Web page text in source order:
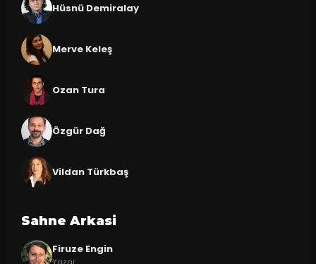
Hüsnü Demiralay
Merve Keleş
Ozan Tura
Özgür Dağ
Vildan Türkbaş
Sahne Arkasi
Firuze Engin